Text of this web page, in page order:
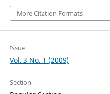
More Citation Formats
Issue
Vol. 3 No. 1 (2009)
Section